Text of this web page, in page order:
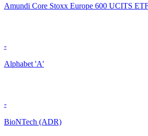
Amundi Core Stoxx Europe 600 UCITS
-
Alphabet 'A'
-
BioNTech (ADR)